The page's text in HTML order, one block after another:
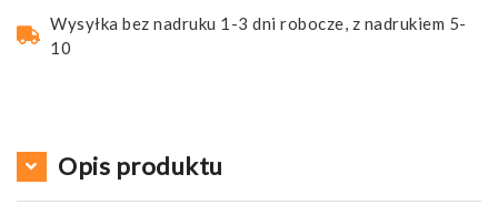
Wysyłka bez nadruku 1-3 dni robocze, z nadrukiem 5-
10
Opis produktu